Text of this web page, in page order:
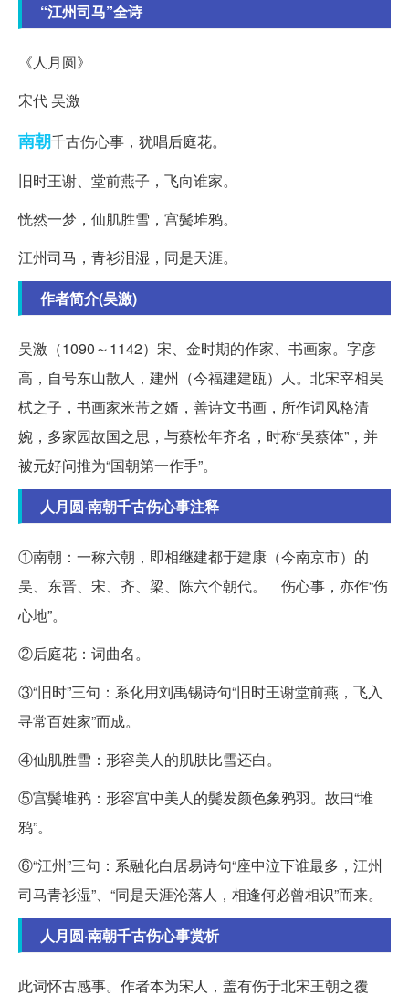
“江州司马”全诗
《人月圆》
宋代 吴激
南朝千古伤心事，犹唱后庭花。
旧时王谢、堂前燕子，飞向谁家。
恍然一梦，仙肌胜雪，宫鬓堆鸦。
江州司马，青衫泪湿，同是天涯。
作者简介(吴激)
吴激（1090～1142）宋、金时期的作家、书画家。字彦
高，自号东山散人，建州（今福建建瓯）人。北宋宰相吴
栻之子，书画家米芾之婿，善诗文书画，所作词风格清
婉，多家园故国之思，与蔡松年齐名，时称“吴蔡体”，并
被元好问推为“国朝第一作手”。
人月圆·南朝千古伤心事注释
①南朝：一称六朝，即相继建都于建康（今南京市）的
吴、东晋、宋、齐、梁、陈六个朝代。 伤心事，亦作“伤
心地”。
②后庭花：词曲名。
③“旧时”三句：系化用刘禹锡诗句“旧时王谢堂前燕，飞入
寻常百姓家”而成。
④仙肌胜雪：形容美人的肌肤比雪还白。
⑤宫鬓堆鸦：形容宫中美人的鬓发颜色象鸦羽。故曰“堆
鸦”。
⑥“江州”三句：系融化白居易诗句“座中泣下谁最多，江州
司马青衫湿”、“同是天涯沦落人，相逢何必曾相识”而来。
人月圆·南朝千古伤心事赏析
此词怀古感事。作者本为宋人，盖有伤于北宋王朝之覆